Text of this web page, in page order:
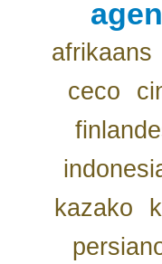
afrikaans
ceco
kazako